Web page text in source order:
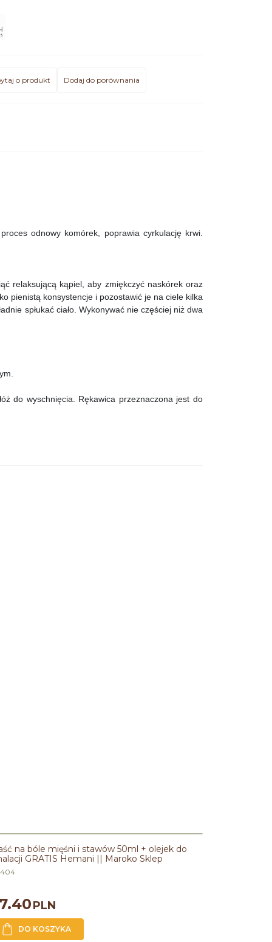
o produkt Dodaj do porównania
odnowy komórek, poprawia cyrkulację krwi.
relaksującą kąpiel, aby zmiękczyć naskórek oraz
pienistą konsystencje i pozostawić je na ciele kilka
spłukać ciało. Wykonywać nie częściej niż dwa
do wyschnięcia. Rękawica przeznaczona jest do
na bóle mięśni i stawów 50ml + olejek do
GRATIS Hemani || Maroko Sklep
PLN
DO KOSZYKA